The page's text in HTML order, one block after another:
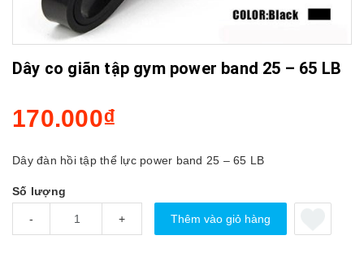
Dây co giãn tập gym power band 25 – 65 LB
170.000₫
Dây đàn hồi tập thể lực power band 25 – 65 LB
Số lượng
- + Thêm vào giỏ hàng